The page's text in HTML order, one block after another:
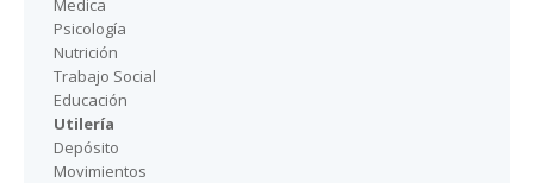
Medica
Psicología
Nutrición
Trabajo Social
Educación
Utilería
Depósito
Movimientos